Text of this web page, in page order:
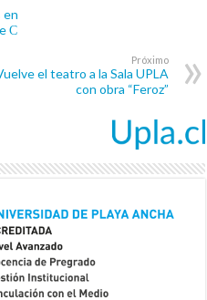
en
С
Próximo
el teatro a la Sala UPLA
con obra “Feroz”